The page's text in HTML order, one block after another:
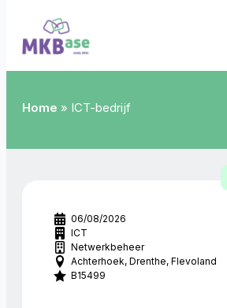
Home » ICT-bedrijf
06/08/2026
ICT
Netwerkbeheer
Achterhoek Drenthe Flevoland
B15499